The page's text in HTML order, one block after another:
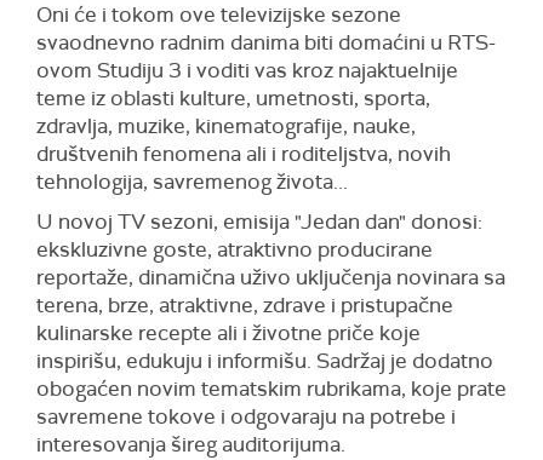
Oni će i tokom ove televizijske sezone
svaodnevno radnim danima biti domaćini u RTS-
ovom Studiju 3 i voditi vas kroz najaktuelnije
teme iz oblasti kulture, umetnosti, sporta,
zdravlja, muzike, kinematografije, nauke,
društvenih fenomena ali i roditeljstva, novih
tehnologija, savremenog života...
U novoj TV sezoni, emisija "Jedan dan" donosi:
ekskluzivne goste, atraktivno producirane
reportaže, dinamična uživo uključenja novinara sa
terena, brze, atraktivne, zdrave i pristupačne
kulinarske recepte ali i životne priče koje
inspirišu, edukuju i informišu. Sadržaj je dodatno
obogaćen novim tematskim rubrikama, koje prate
savremene tokove i odgovaraju na potrebe i
interesovanja šireg auditorijuma.